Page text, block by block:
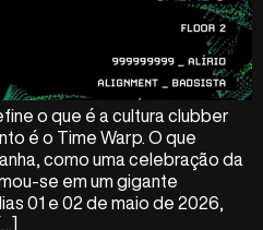
o que é a cultura clubber
é o Time Warp. O que
como uma celebração da
se em um gigante
01 e 02 de maio de 2026,